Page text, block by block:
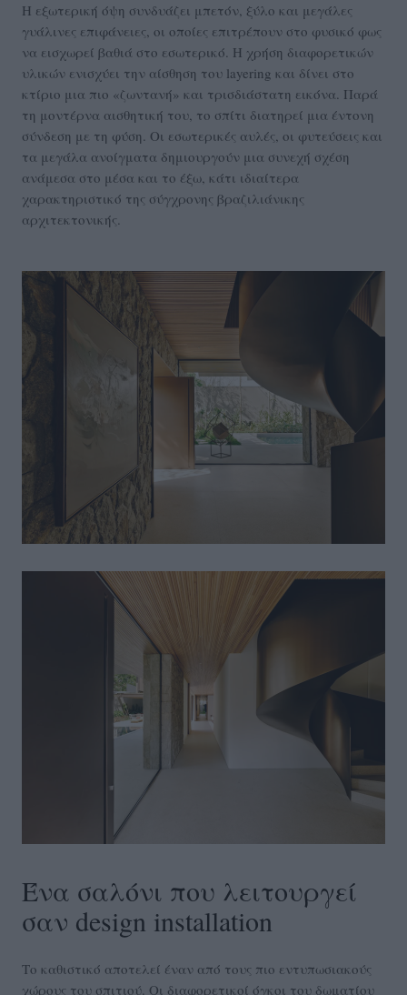
Η εξωτερική όψη συνδυάζει μπετόν, ξύλο και μεγάλες
γυάλινες επιφάνειες, οι οποίες επιτρέπουν στο φυσικό φως
να εισχωρεί βαθιά στο εσωτερικό. Η χρήση διαφορετικών
υλικών ενισχύει την αίσθηση του layering και δίνει στο
κτίριο μια πιο «ζωντανή» και τρισδιάστατη εικόνα. Παρά
τη μοντέρνα αισθητική του, το σπίτι διατηρεί μια έντονη
σύνδεση με τη φύση. Οι εσωτερικές αυλές, οι φυτεύσεις και
τα μεγάλα ανοίγματα δημιουργούν μια συνεχή σχέση
ανάμεσα στο μέσα και το έξω, κάτι ιδιαίτερα
χαρακτηριστικό της σύγχρονης βραζιλιάνικης
αρχιτεκτονικής.
Ένα σαλόνι που λειτουργεί
σαν design installation
Το καθιστικό αποτελεί έναν από τους πιο εντυπωσιακούς
χώρους του σπιτιού. Οι διαφορετικοί όγκοι του δωματίου